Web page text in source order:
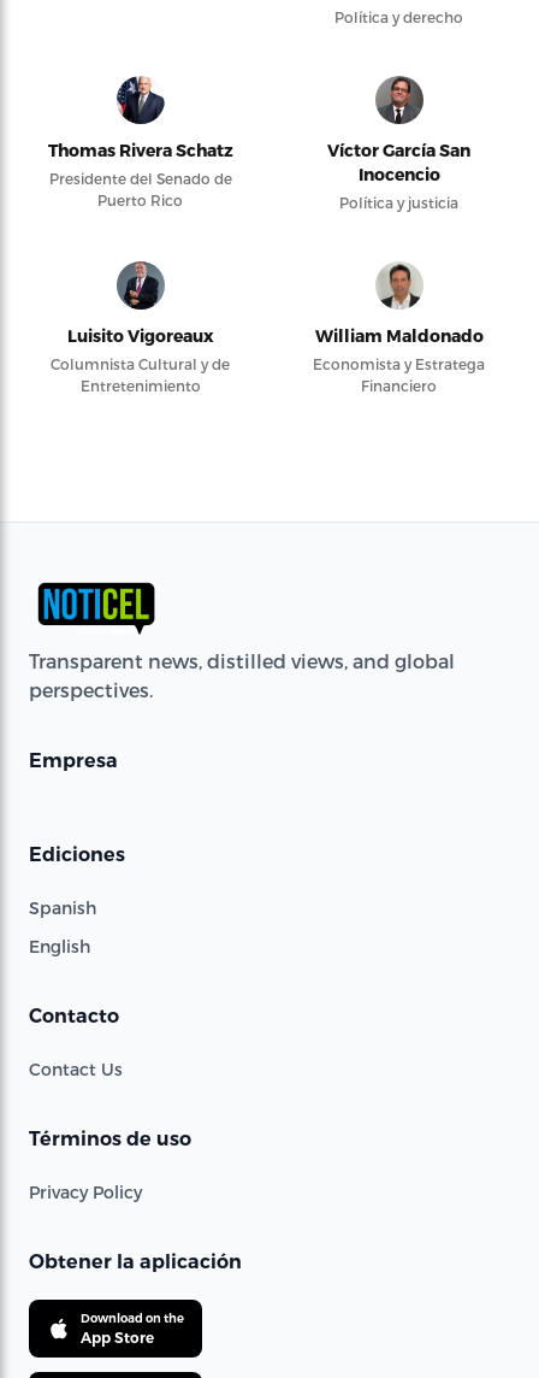
Política y derecho
Thomas Rivera Schatz
Presidente del Senado de
Puerto Rico
Víctor García San
Inocencio
Política y justicia
Luisito Vigoreaux
Columnista Cultural y de
Entretenimiento
William Maldonado
Economista y Estratega
Financiero
Transparent news, distilled views, and global
perspectives.
Empresa
Ediciones
Spanish
English
Contacto
Contact Us
Términos de uso
Privacy Policy
Obtener la aplicación
Download on the
App Store